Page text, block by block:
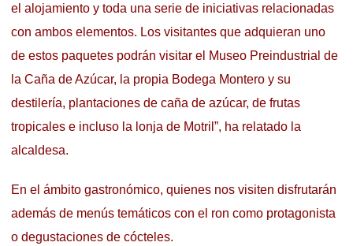
el alojamiento y toda una serie de iniciativas relacionadas
con ambos elementos. Los visitantes que adquieran uno
de estos paquetes podrán visitar el Museo Preindustrial de
la Caña de Azúcar, la propia Bodega Montero y su
destilería, plantaciones de caña de azúcar, de frutas
tropicales e incluso la lonja de Motril”, ha relatado la
alcaldesa.
En el ámbito gastronómico, quienes nos visiten disfrutarán
además de menús temáticos con el ron como protagonista
o degustaciones de cócteles.